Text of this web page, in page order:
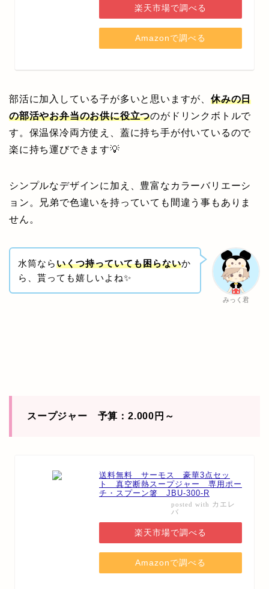
楽天市場で調べる
Amazonで調べる
部活に加入している子が多いと思いますが、 休みの日
の部活やお弁当のお供に役立つのがドリンクボトルで
す。保温保冷両方使え、蓋に持ち手が付いているので
楽に持ち運びできます💡
シンプルなデザインに加え、豊富なカラーバリエーシ
ョン。兄弟で色違いを持っていても間違う事もありま
せん。
みっく君
水筒ならいくつ持っていても困らないか
ら、貰っても嬉しいよね✨
スープジャー 予算：2.000円～
送料無料 サーモス 豪華3点セッ
ト 真空断熱スープジャー 専用ポー
チ・スプーン箸 JBU-300-R
posted with カエレ
バ
楽天市場で調べる
Amazonで調べる